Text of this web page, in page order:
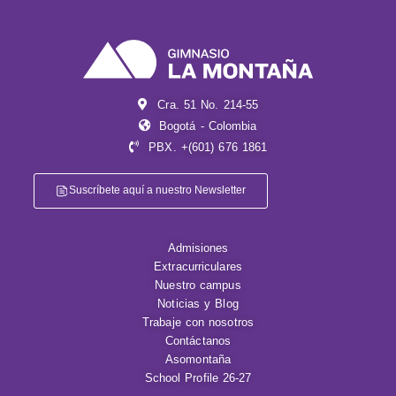
Cra. 51 No. 214-55
Bogotá - Colombia
PBX. +(601) 676 1861
Suscríbete aquí a nuestro Newsletter
Admisiones
Extracurriculares
Nuestro campus
Noticias y Blog
Trabaje con nosotros
Contáctanos
Asomontaña
School Profile 26-27